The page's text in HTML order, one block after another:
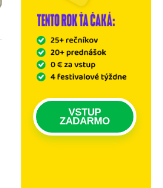
VSTUP
ZADARMO